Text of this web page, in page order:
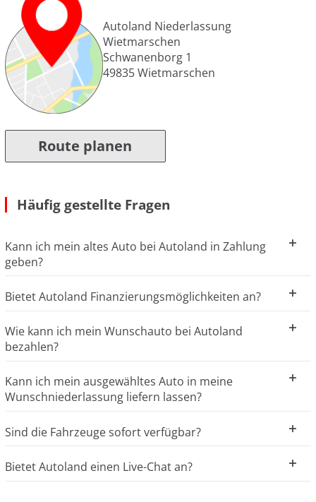
Autoland Niederlassung
Wietmarschen
Schwanenborg 1
49835Wietmarschen
Route planen
Häufig gestellte Fragen
Kann ich mein altes Auto bei Autoland in Zahlung
geben?
Bietet Autoland Finanzierungsmöglichkeiten an?
Wie kann ich mein Wunschauto bei Autoland
bezahlen?
Kann ich mein ausgewähltes Auto in meine
Wunschniederlassung liefern lassen?
Sind die Fahrzeuge sofort verfügbar?
Bietet Autoland einen Live-Chat an?